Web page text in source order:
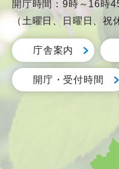
開庁時間：9時～16時
（土曜日、日曜日、祝
庁舎案内
開庁・受付時間